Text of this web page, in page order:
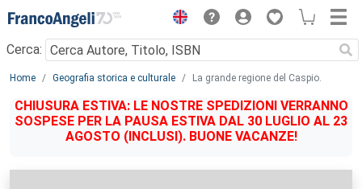
Menu
Cerca:
Main content
Home Geografia storica e culturale La grande regione del Caspio.
CHIUSURA ESTIVA: LE NOSTRE SPEDIZIONI VERRANNO
SOSPESE PER LA PAUSA ESTIVA DAL 30 LUGLIO AL 23
AGOSTO (INCLUSI). BUONE VACANZE!